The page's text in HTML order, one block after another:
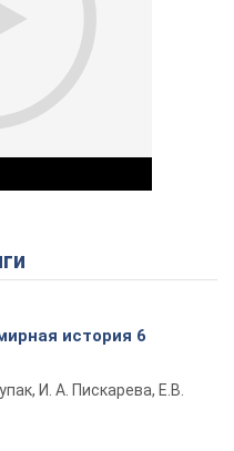
Play Video
история 6
И. А. Пискарева, Е.В.